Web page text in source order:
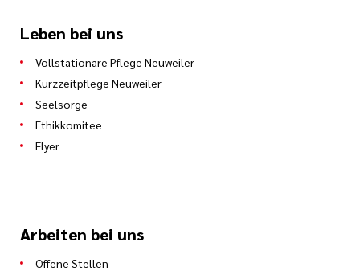
Leben bei uns
Vollstationäre Pflege Neuweiler
Kurzzeitpflege Neuweiler
Seelsorge
Ethikkomitee
Flyer
Arbeiten bei uns
Offene Stellen